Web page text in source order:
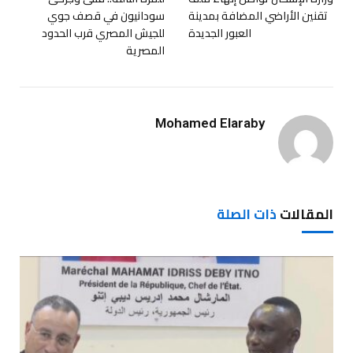
تقنين الأراضي المضافة بمدينة
العبور الجديدة
سودانيون في قصف جوي
للجيش المصري قرب الحدود
المصرية
Mohamed Elaraby
المقالاتذات الصلة